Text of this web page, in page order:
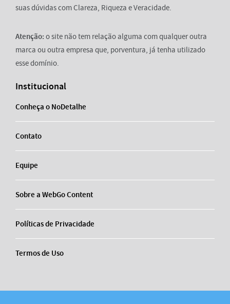
suas dúvidas com Clareza, Riqueza e Veracidade.
Atenção: o site não tem relação alguma com qualquer outra
marca ou outra empresa que, porventura, já tenha utilizado
esse domínio.
Institucional
Conheça o NoDetalhe
Contato
Equipe
Sobre a WebGo Content
Políticas de Privacidade
Termos de Uso